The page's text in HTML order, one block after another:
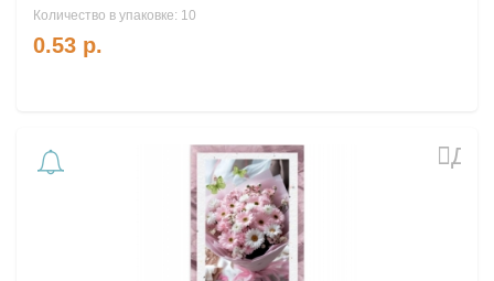
Количество в упаковке: 10
0.53 р.